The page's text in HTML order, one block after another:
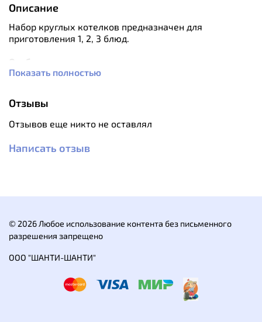
Описание
Набор круглых котелков предназначен для
приготовления 1, 2, 3 блюд.
Особенности:
В наборе котелки в комплектациях – котелок 1,2
сковородку.
Котелки 0,6 и 1 л с обычными крышками без
вытяжки.
Набор продается в чехле!
Вес набора котелков: 0,89 кг.
Котелки:
мм.
Диаметр внутр. 1,0 л. - 146 мм. Высота 60
Показать полностью
Отзывы
Отзывов еще никто не оставлял
Написать отзыв
© 2026 Любое использование контента без письменного
разрешения запрещено
ООО "ШАНТИ-ШАНТИ"